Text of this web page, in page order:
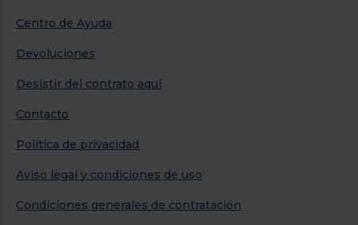
Centro de Ayuda
Devoluciones
Desistir del contrato aquí
Contacto
Política de privacidad
Aviso legal y condiciones de uso
Condiciones generales de contratación